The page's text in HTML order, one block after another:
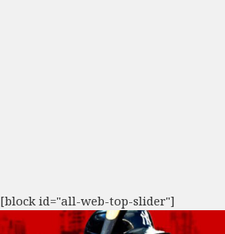
[block id="all-web-top-slider"]